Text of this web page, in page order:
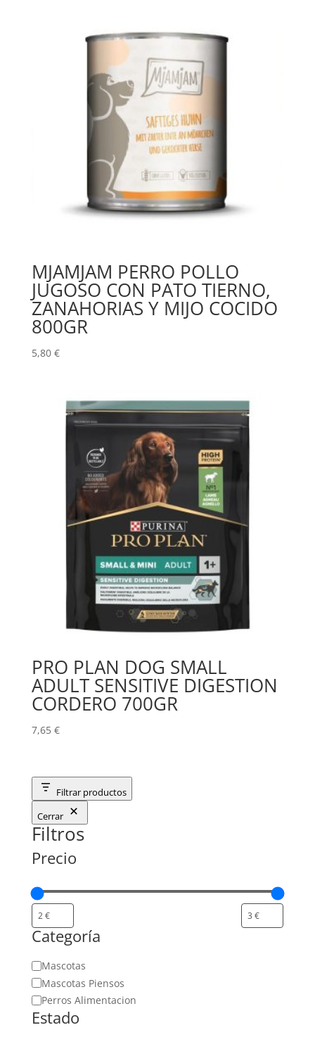
MJAMJAM PERRO POLLO
JUGOSO CON PATO TIERNO,
ZANAHORIAS Y MIJO COCIDO
800GR
5,80 €
PRO PLAN DOG SMALL
ADULT SENSITIVE DIGESTION
CORDERO 700GR
7,65 €
Filtrar productos
Cerrar
Filtros
Precio
Categoría
Categoría
Mascotas
Mascotas Piensos
Perros Alimentacion
Estado